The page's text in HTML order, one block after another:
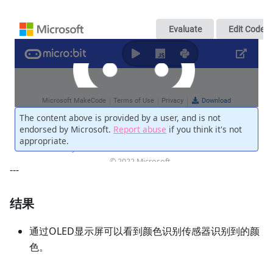
---
结果
通过OLED显示屏可以看到颜色识别传感器识别到的颜
色。